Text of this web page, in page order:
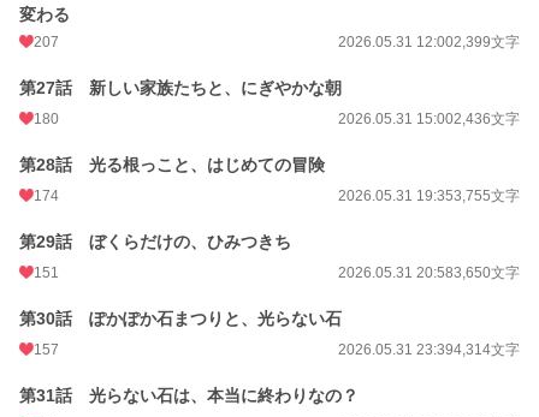
変わる
207 2026.05.31 12:002,399文字
第27話 新しい家族たちと、にぎやかな朝
180 2026.05.31 15:002,436文字
第28話 光る根っこと、はじめての冒険
174 2026.05.31 19:353,755文字
第29話 ぼくらだけの、ひみつきち
151 2026.05.31 20:583,650文字
第30話 ぽかぽか石まつりと、光らない石
157 2026.05.31 23:394,314文字
第31話 光らない石は、本当に終わりなの？